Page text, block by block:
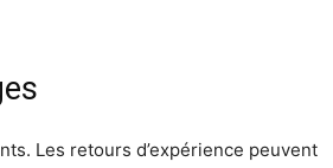
Les retours d’expérience peuvent